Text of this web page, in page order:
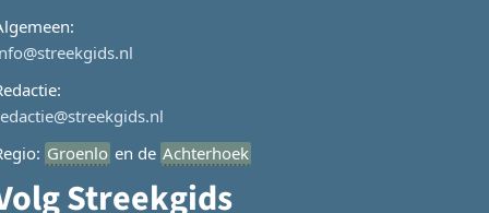
Groenlo en de Achterhoek
Streekgids